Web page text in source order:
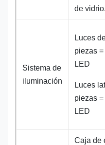
de
Sistema de
iluminación
Luces
piezas
LED
Luces
piezas
LED
Caja de